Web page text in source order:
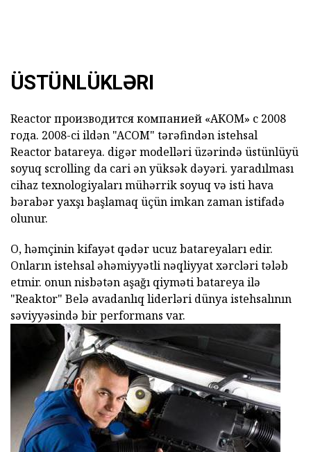
ÜSTÜNLÜKLƏRI
Reactor производится компанией «АКОМ» с 2008
года. 2008-ci ildən "ACOM" tərəfindən istehsal
Reactorbatareya. digər modelləri üzərində üstünlüyü
soyuq scrolling da cari ən yüksək dəyəri. yaradılması
cihaz texnologiyaları mühərrik soyuq və isti hava
bərabər yaxşı başlamaq üçün imkan zaman istifadə
olunur.
O, həmçinin kifayət qədər ucuz batareyaları edir.
Onların istehsal əhəmiyyətli nəqliyyat xərcləri tələb
etmir. onun nisbətən aşağı qiyməti batareya ilə
"Reaktor" Belə avadanlıq liderləri dünya istehsalının
səviyyəsində bir performans var.